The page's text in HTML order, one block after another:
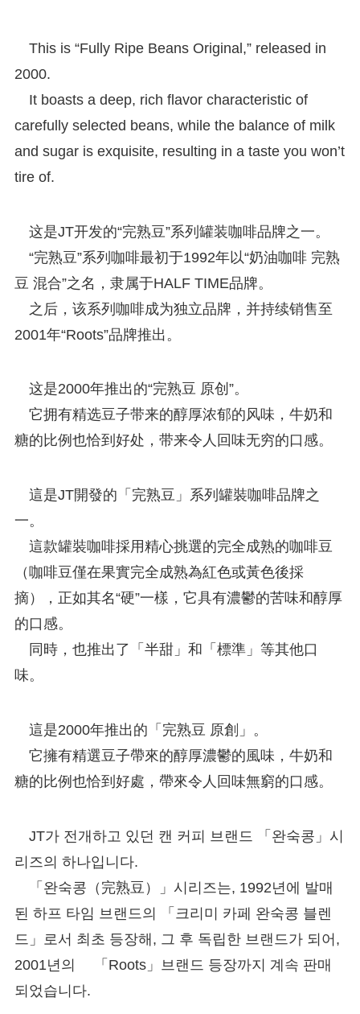
This is “Fully Ripe Beans Original,” released in
2000.
It boasts a deep, rich flavor characteristic of
carefully selected beans, while the balance of milk
and sugar is exquisite, resulting in a taste you won’t
tire of.
这是JT开发的“完熟豆”系列罐装咖啡品牌之一。
“完熟豆”系列咖啡最初于1992年以“奶油咖啡 完熟
豆 混合”之名，隶属于HALF TIME品牌。
之后，该系列咖啡成为独立品牌，并持续销售至
2001年“Roots”品牌推出。
这是2000年推出的“完熟豆 原创”。
它拥有精选豆子带来的醇厚浓郁的风味，牛奶和
糖的比例也恰到好处，带来令人回味无穷的口感。
這是JT開發的「完熟豆」系列罐裝咖啡品牌之
一。
這款罐裝咖啡採用精心挑選的完全成熟的咖啡豆
（咖啡豆僅在果實完全成熟為紅色或黃色後採
摘），正如其名“硬”一樣，它具有濃鬱的苦味和醇厚
的口感。
同時，也推出了「半甜」和「標準」等其他口
味。
這是2000年推出的「完熟豆 原創」。
它擁有精選豆子帶來的醇厚濃鬱的風味，牛奶和
糖的比例也恰到好處，帶來令人回味無窮的口感。
JT가 전개하고 있던 캔 커피 브랜드 「완숙콩」시
리즈의 하나입니다.
「완숙콩（完熟豆）」시리즈는, 1992년에 발매
된 하프 타임 브랜드의 「크리미 카페 완숙콩 블렌
드」로서 최초 등장해, 그 후 독립한 브랜드가 되어,
2001년의 「Roots」브랜드 등장까지 계속 판매
되었습니다.